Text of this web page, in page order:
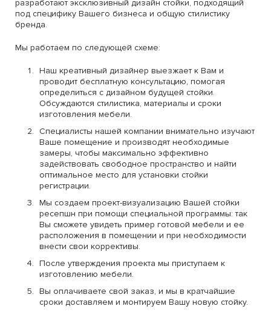
разработают эксклюзивный дизайн стойки, подходящий
под специфику Вашего бизнеса и общую стилистику
бренда.
Мы работаем по следующей схеме:
Наш креативный дизайнер выезжает к Вам и
проводит бесплатную консультацию, помогая
определиться с дизайном будущей стойки.
Обсуждаются стилистика, материалы и сроки
изготовления мебели.
Специалисты нашей компании внимательно изучают
Ваше помещение и производят необходимые
замеры, чтобы максимально эффективно
задействовать свободное пространство и найти
оптимальное место для установки стойки
регистрации.
Мы создаем проект-визуализацию Вашей стойки
ресепшн при помощи специальной программы: так
Вы сможете увидеть пример готовой мебели и ее
расположения в помещении и при необходимости
внести свои коррективы.
После утверждения проекта мы приступаем к
изготовлению мебели.
Вы оплачиваете свой заказ, и мы в кратчайшие
сроки доставляем и монтируем Вашу новую стойку.